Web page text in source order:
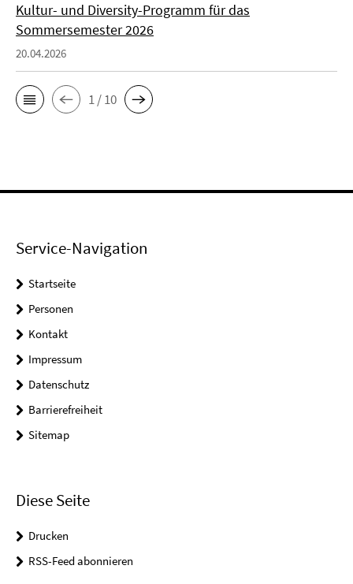
Kultur- und Diversity-Programm für das
Sommersemester 2026
20.04.2026
1 / 10
Service-Navigation
Startseite
Personen
Kontakt
Impressum
Datenschutz
Barrierefreiheit
Sitemap
Diese Seite
Drucken
RSS-Feed abonnieren